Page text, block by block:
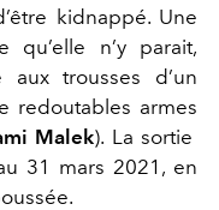
kidnappé. Une
qu’elle n’y parait,
trousses d’un
redoutables armes
Malek). La sortie
31 mars 2021, en